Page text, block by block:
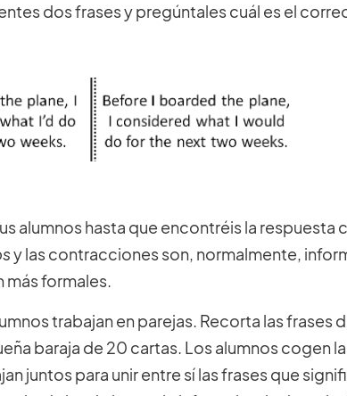
dos frases y pregúntales cuál es el
alumnos hasta que encontréis la
y las contracciones son, normalmente,
más formales.
trabajan en parejas. Recorta las frases
baraja de 20 cartas. Los alumnos cogen
juntos para unir entre sí las frases que